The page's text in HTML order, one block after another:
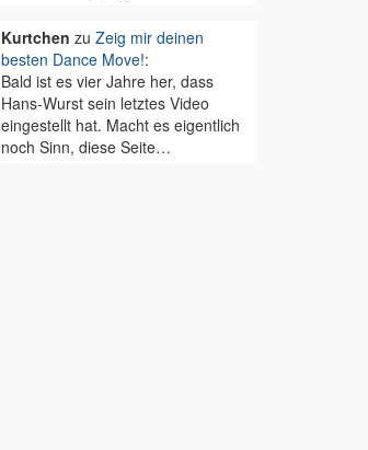
Kurtchen zu Zeig mir deinen
besten Dance Move!:
Bald ist es vier Jahre her, dass
Hans-Wurst sein letztes Video
eingestellt hat. Macht es eigentlich
noch Sinn, diese Seite…